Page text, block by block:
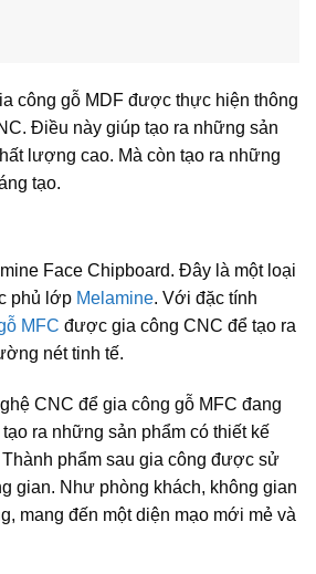
công gỗ MDF được thực hiện thông
Điều này giúp tạo ra những sản
lượng cao. Mà còn tạo ra những
tạo.
Face Chipboard. Đây là một loại
phủ lớp Melamine. Với đặc tính
MFC được gia công CNC để tạo ra
nét tinh tế.
CNC để gia công gỗ MFC đang
ra những sản phẩm có thiết kế
phẩm sau gia công được sử
gian. Như phòng khách, không gian
mang đến một diện mạo mới mẻ và